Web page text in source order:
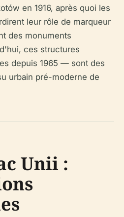
en 1916, après quoi les
leur rôle de marqueur
des monuments
ces structures
depuis 1965 — sont des
urbain pré-moderne de
Unii :